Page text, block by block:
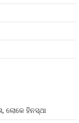
ଲୋକେ ହିନସ୍ଥା